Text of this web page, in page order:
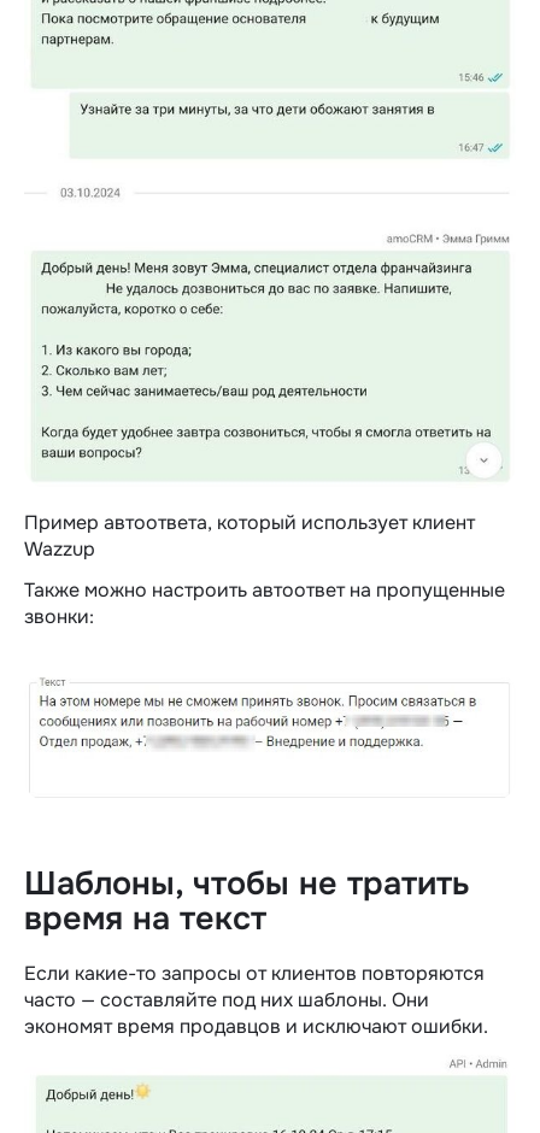
Пример автоответа, который использует клиент
Wazzup
Также можно настроить автоответ на пропущенные
звонки:
Шаблоны, чтобы не тратить
время на текст
Если какие-то запросы от клиентов повторяются
часто — составляйте под них шаблоны. Они
экономят время продавцов и исключают ошибки.